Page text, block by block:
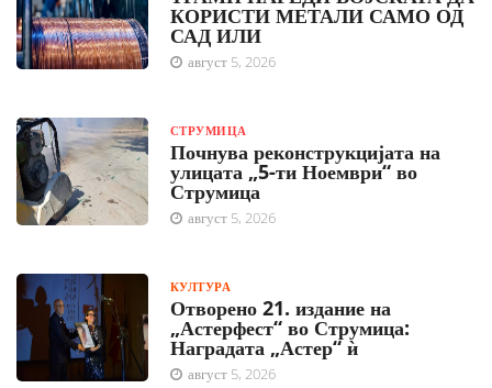
КОРИСТИ МЕТАЛИ САМО ОД
САД ИЛИ
август 5, 2026
СТРУМИЦА
Почнува реконструкцијата на
улицата „5-ти Ноември“ во
Струмица
август 5, 2026
КУЛТУРА
Отворено 21. издание на
„Астерфест“ во Струмица:
Наградата „Астер“ ѝ
август 5, 2026